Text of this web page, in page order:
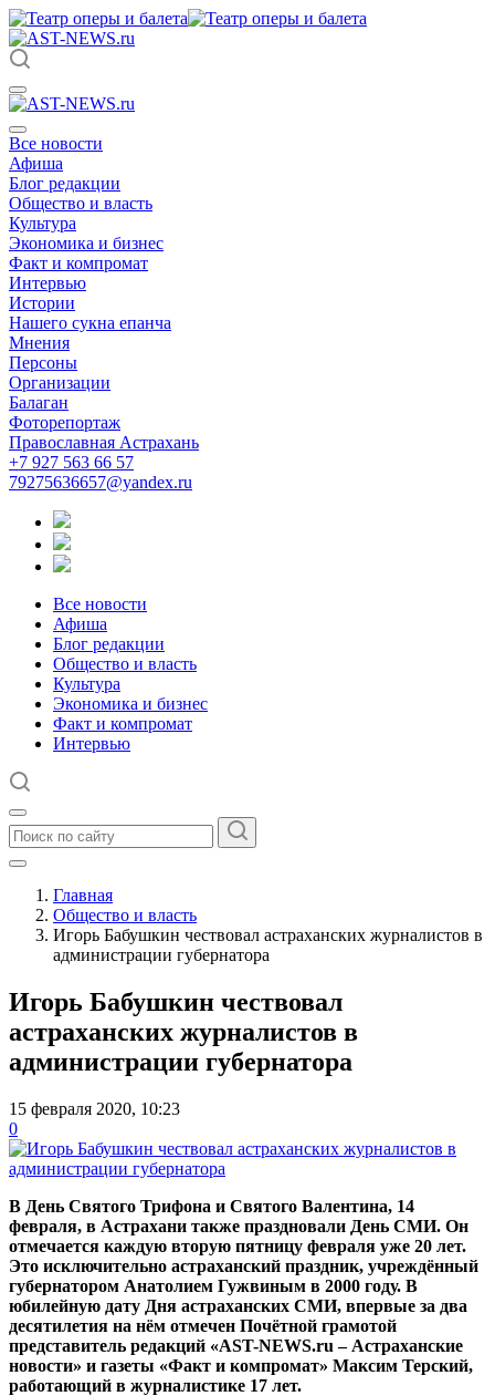
Все новости
Афиша
Блог редакции
Общество и власть
Культура
Экономика и бизнес
Факт и компромат
Интервью
Истории
Нашего сукна епанча
Мнения
Персоны
Организации
Балаган
Фоторепортаж
Православная Астрахань
+7 927 563 66 57
79275636657@yandex.ru
Все новости
Афиша
Блог редакции
Общество и власть
Культура
Экономика и бизнес
Факт и компромат
Интервью
Главная
Общество и власть
Игорь Бабушкин чествовал астраханских журналистов в
администрации губернатора
Игорь Бабушкин чествовал
астраханских журналистов в
администрации губернатора
15 февраля 2020, 10:23
0
В День Святого Трифона и Святого Валентина, 14
февраля, в Астрахани также праздновали День СМИ. Он
отмечается каждую вторую пятницу февраля уже 20 лет.
Это исключительно астраханский праздник, учреждённый
губернатором Анатолием Гужвиным в 2000 году. В
юбилейную дату Дня астраханских СМИ, впервые за два
десятилетия на нём отмечен Почётной грамотой
представитель редакций «AST-NEWS.ru – Астраханские
новости» и газеты «Факт и компромат» Максим Терский,
работающий в журналистике 17 лет.